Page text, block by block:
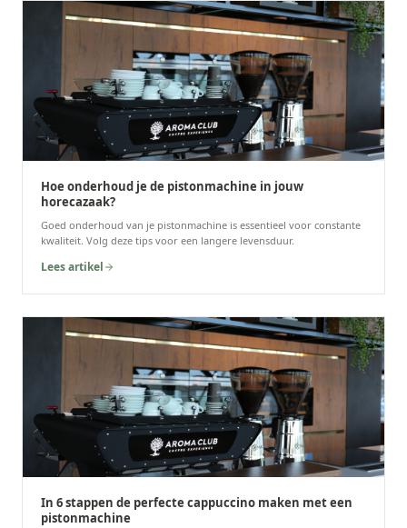
Hoe onderhoud je de pistonmachine in jouw
horecazaak?
Goed onderhoud van je pistonmachine is essentieel voor constante
kwaliteit. Volg deze tips voor een langere levensduur.
Lees artikel
In 6 stappen de perfecte cappuccino maken met een
pistonmachine